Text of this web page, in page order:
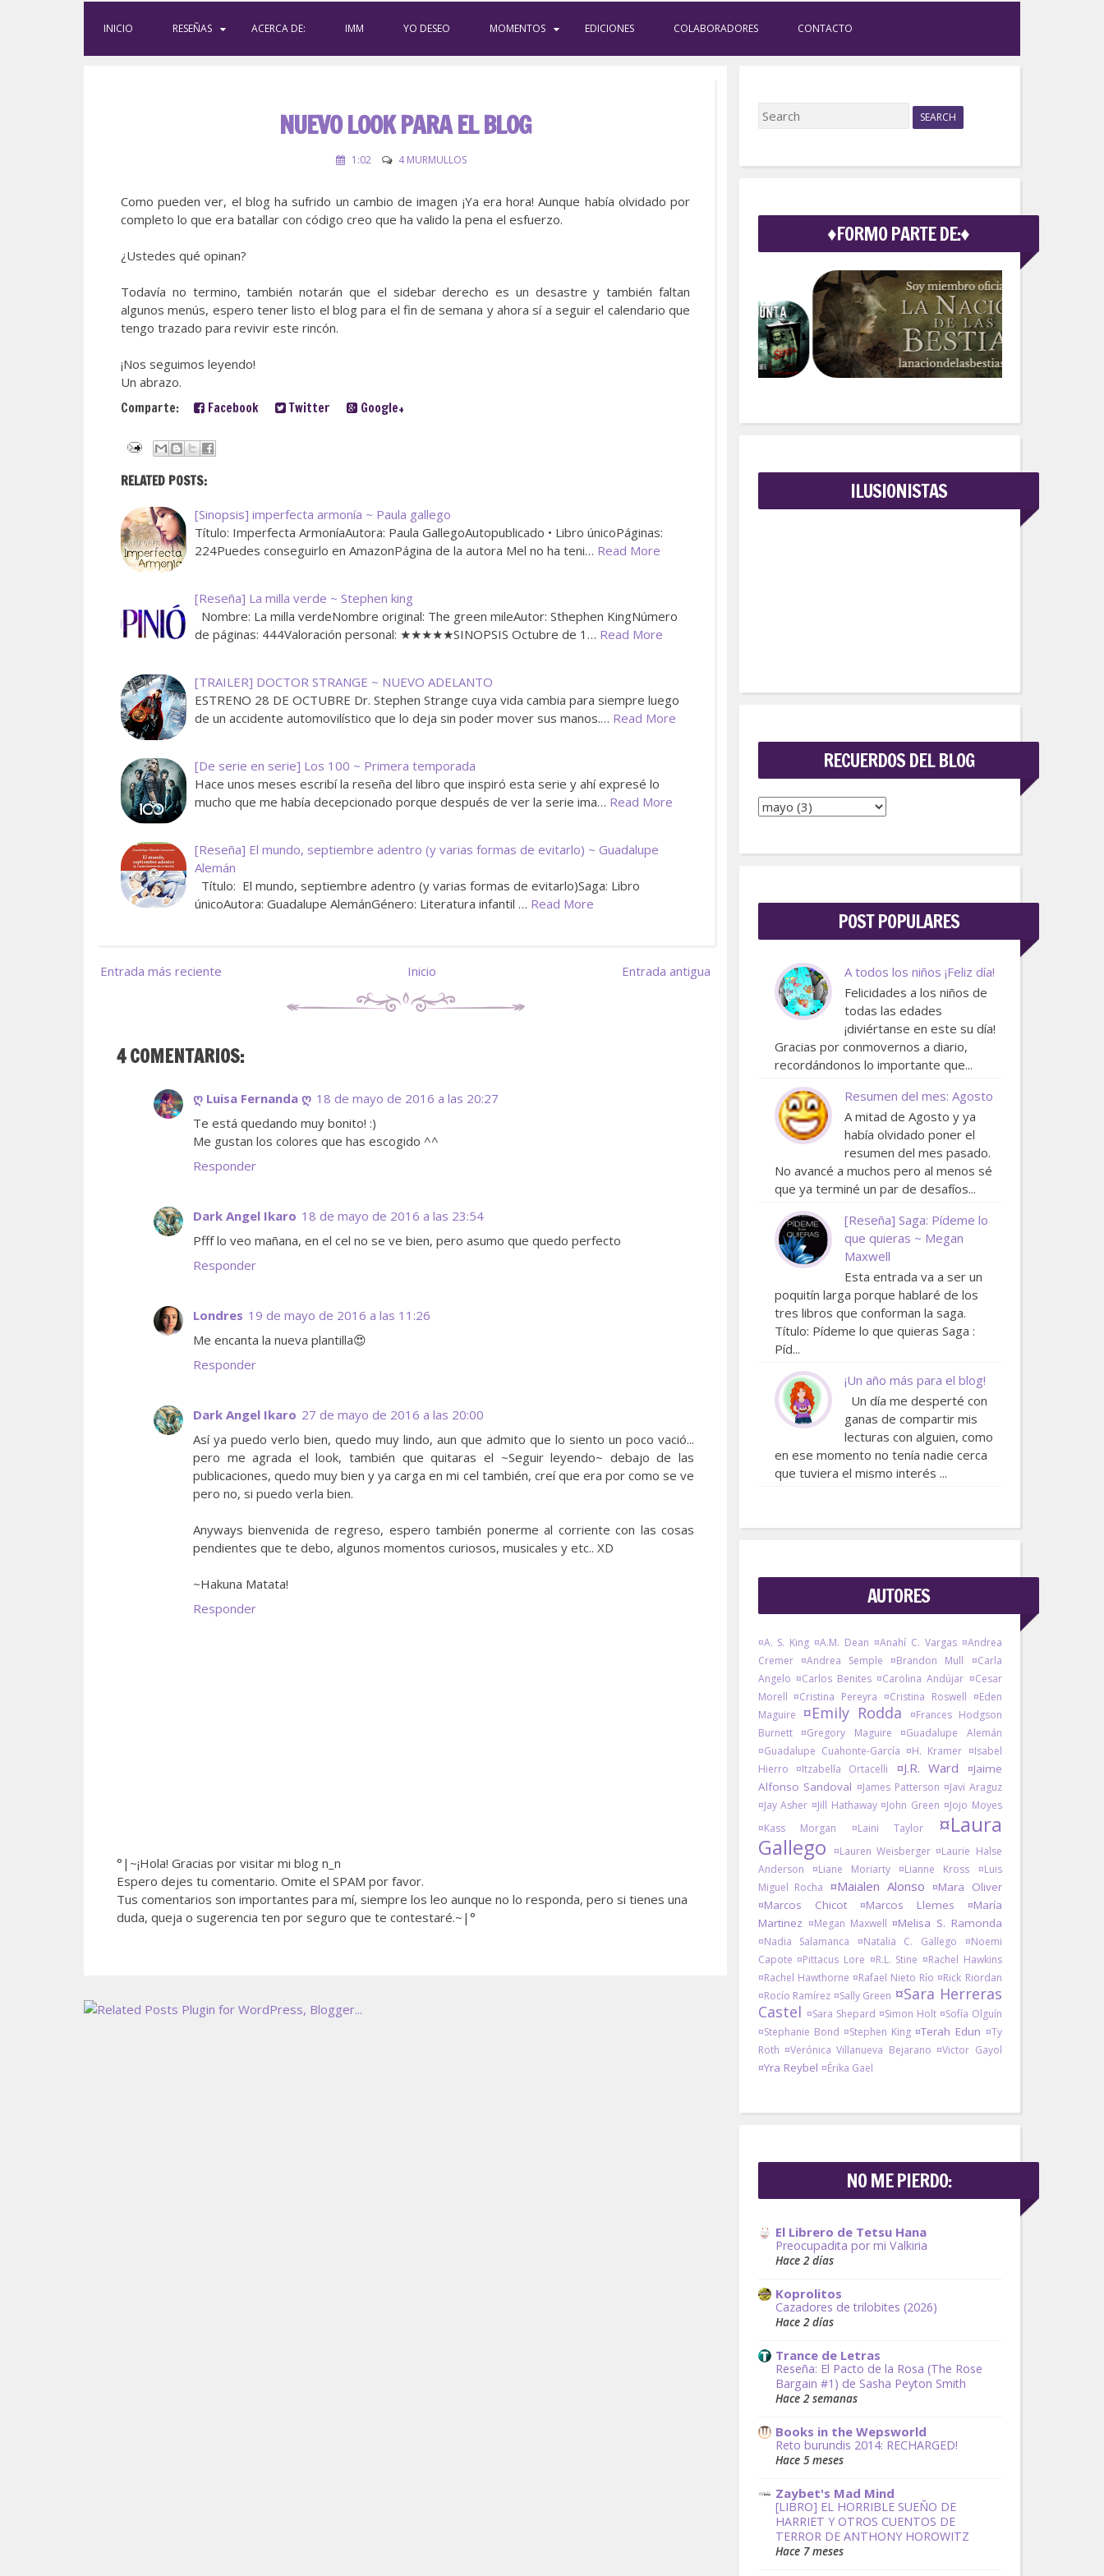
INICIO RESEÑAS ACERCA DE: IMM YO DESEO MOMENTOS EDICIONES COLABORADORES CONTACTO
NUEVO LOOK PARA EL BLOG
1:02 4 MURMULLOS
Como pueden ver, el blog ha sufrido un cambio de imagen ¡Ya era hora! Aunque había olvidado por
completo lo que era batallar con código creo que ha valido la pena el esfuerzo.
¿Ustedes qué opinan?
Todavía no termino, también notarán que el sidebar derecho es un desastre y también faltan
algunos menús, espero tener listo el blog para el fin de semana y ahora sí a seguir el calendario que
tengo trazado para revivir este rincón.
¡Nos seguimos leyendo!
Un abrazo.
Comparte: Facebook Twitter Google+
RELATED POSTS:
[Sinopsis] imperfecta armonía ~ Paula gallego
Título: Imperfecta ArmoníaAutora: Paula GallegoAutopublicado • Libro únicoPáginas:
224Puedes conseguirlo en AmazonPágina de la autora Mel no ha teni… Read More
[Reseña] La milla verde ~ Stephen king
Nombre: La milla verdeNombre original: The green mileAutor: Sthephen KingNúmero
de páginas: 444Valoración personal: ★★★★★SINOPSIS Octubre de 1… Read More
[TRAILER] DOCTOR STRANGE ~ NUEVO ADELANTO
ESTRENO 28 DE OCTUBRE Dr. Stephen Strange cuya vida cambia para siempre luego
de un accidente automovilístico que lo deja sin poder mover sus manos.… Read More
[De serie en serie] Los 100 ~ Primera temporada
Hace unos meses escribí la reseña del libro que inspiró esta serie y ahí expresé lo
mucho que me había decepcionado porque después de ver la serie ima… Read More
[Reseña] El mundo, septiembre adentro (y varias formas de evitarlo) ~ Guadalupe
Alemán
Título: El mundo, septiembre adentro (y varias formas de evitarlo)Saga: Libro
únicoAutora: Guadalupe AlemánGénero: Literatura infantil … Read More
Entrada más reciente Entrada antigua
Inicio
4 COMENTARIOS:
ღ Luisa Fernanda ღ 18 de mayo de 2016 a las 20:27
Te está quedando muy bonito! :)
Me gustan los colores que has escogido ^^
Responder
Dark Angel Ikaro 18 de mayo de 2016 a las 23:54
Pfff lo veo mañana, en el cel no se ve bien, pero asumo que quedo perfecto
Responder
Londres 19 de mayo de 2016 a las 11:26
Me encanta la nueva plantilla😍
Responder
Dark Angel Ikaro 27 de mayo de 2016 a las 20:00
Así ya puedo verlo bien, quedo muy lindo, aun que admito que lo siento un poco vació...
pero me agrada el look, también que quitaras el ~Seguir leyendo~ debajo de las
publicaciones, quedo muy bien y ya carga en mi cel también, creí que era por como se ve
pero no, si puedo verla bien.
Anyways bienvenida de regreso, espero también ponerme al corriente con las cosas
pendientes que te debo, algunos momentos curiosos, musicales y etc.. XD
~Hakuna Matata!
Responder
°|~¡Hola! Gracias por visitar mi blog n_n
Espero dejes tu comentario. Omite el SPAM por favor.
Tus comentarios son importantes para mí, siempre los leo aunque no lo responda, pero si tienes una
duda, queja o sugerencia ten por seguro que te contestaré.~|°
S
e
r
f
r
♦FORMO PARTE DE:♦
ILUSIONISTAS
RECUERDOS DEL BLOG
POST POPULARES
A todos los niños ¡Feliz día!
Felicidades a los niños de
todas las edades
¡diviértanse en este su día!
Gracias por conmovernos a diario,
recordándonos lo importante que...
Resumen del mes: Agosto
A mitad de Agosto y ya
había olvidado poner el
resumen del mes pasado.
No avancé a muchos pero al menos sé
que ya terminé un par de desafíos...
[Reseña] Saga: Pídeme lo
que quieras ~ Megan
Maxwell
Esta entrada va a ser un
poquitín larga porque hablaré de los
tres libros que conforman la saga.
Título: Pídeme lo que quieras Saga :
Píd...
¡Un año más para el blog!
Un día me desperté con
ganas de compartir mis
lecturas con alguien, como
en ese momento no tenía nadie cerca
que tuviera el mismo interés ...
AUTORES
¤A. S. King ¤A.M. Dean ¤Anahí C. Vargas ¤Andrea
Cremer
¤Andrea Semple ¤Brandon Mull
¤Carla
Angelo ¤Carlos Benites ¤Carolina Andújar ¤Cesar
Morell ¤Cristina Pereyra ¤Cristina Roswell ¤Eden
Maguire ¤Emily Rodda
¤Frances Hodgson
Burnett
¤Gregory Maguire
¤Guadalupe Alemán
¤Guadalupe Cuahonte-García ¤H. Kramer ¤Isabel
Hierro
¤Itzabella Ortacelli ¤J.R. Ward
¤Jaime
Alfonso Sandoval ¤James Patterson ¤Javi Araguz
¤Jay Asher ¤Jill Hathaway ¤John Green ¤Jojo Moyes
¤Kass Morgan
¤Laini Taylor
¤Laura
Gallego
¤Lauren Weisberger ¤Laurie Halse
Anderson
¤Liane Moriarty ¤Lianne Kross
¤Luis
Miguel Rocha ¤Maialen Alonso ¤Mara Oliver
¤Marcos Chicot
¤Marcos Llemes
¤María
Martinez ¤Megan Maxwell ¤Melisa S. Ramonda
¤Nadia Salamanca ¤Natalia C. Gallego
¤Noemi
Capote ¤Pittacus Lore ¤R.L. Stine ¤Rachel Hawkins
¤Rachel Hawthorne ¤Rafael Nieto Río ¤Rick Riordan
¤Rocío Ramírez ¤Sally Green ¤Sara Herreras
Castel ¤Sara Shepard ¤Simon Holt ¤Sofía Olguín
¤Stephanie Bond ¤Stephen King ¤Terah Edun ¤Ty
Roth ¤Verónica Villanueva Bejarano ¤Victor Gayol
¤Yra Reybel ¤Érika Gael
NO ME PIERDO:
El Librero de Tetsu Hana
Preocupadita por mi Valkiria
Hace 2 días
Koprolitos
Cazadores de trilobites (2026)
Hace 2 días
Trance de Letras
Reseña: El Pacto de la Rosa (The Rose
Bargain #1) de Sasha Peyton Smith
Hace 2 semanas
Books in the Wepsworld
Reto burundis 2014: RECHARGED!
Hace 5 meses
Zaybet's Mad Mind
[LIBRO] EL HORRIBLE SUEÑO DE
HARRIET Y OTROS CUENTOS DE
TERROR DE ANTHONY HOROWITZ
Hace 7 meses